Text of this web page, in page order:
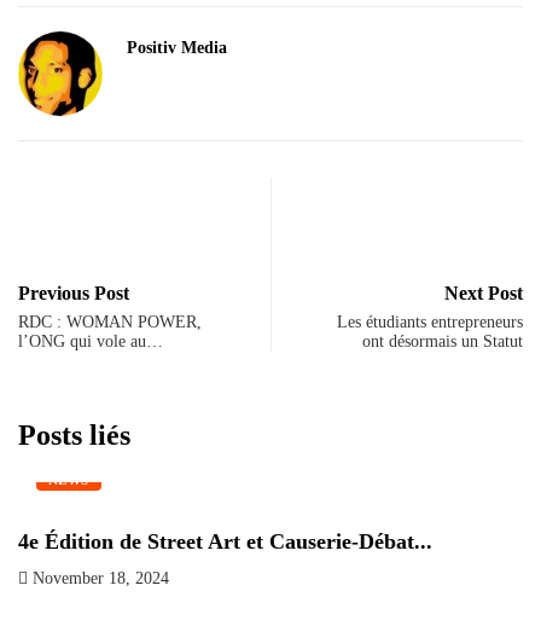
Positiv Media
Previous Post
RDC : WOMAN POWER,
l’ONG qui vole au…
Next Post
Les étudiants entrepreneurs
ont désormais un Statut
Posts liés
NEWS
4e Édition de Street Art et Causerie-Débat...
November 18, 2024